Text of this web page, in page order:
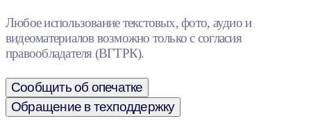
Любое использование текстовых, фото, аудио и
видеоматериалов возможно только с согласия
правообладателя (ВГТРК).
Сообщить об опечатке
Обращение в техподдержку